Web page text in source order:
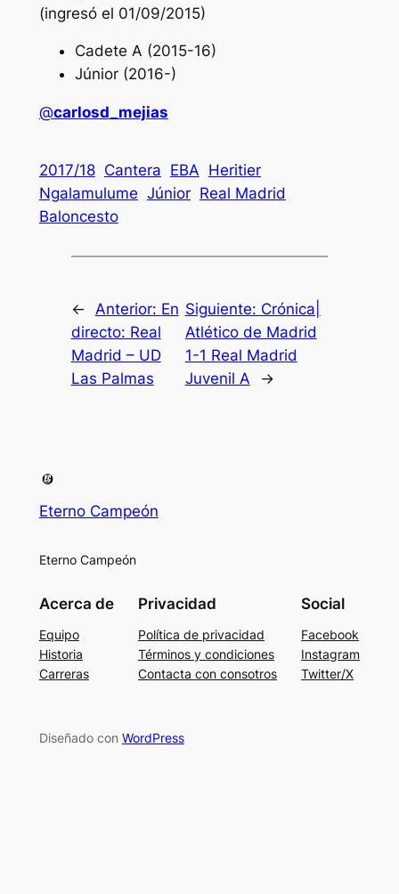
(ingresó el 01/09/2015)
Cadete A (2015-16)
Júnior (2016-)
@carlosd_mejias
2017/18 Cantera EBA Heritier
Ngalamulume Júnior Real Madrid
Baloncesto
← Anterior: En
directo: Real
Madrid – UD
Las Palmas
Siguiente: Crónica|
Atlético de Madrid
1-1 Real Madrid
Juvenil A
→
Eterno Campeón
Eterno Campeón
Acerca de
Equipo
Historia
Carreras
Privacidad
Política de privacidad
Términos y condiciones
Contacta con consotros
Social
Facebook
Instagram
Twitter/X
Diseñado con WordPress